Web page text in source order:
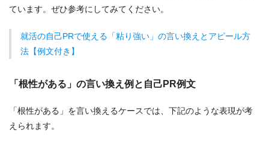
ています。ぜひ参考にしてみてください。
就活の自己PRで使える「粘り強い」の言い換えとアピール方
法【例文付き】
「根性がある」の言い換え例と自己PR例文
「根性がある」を言い換えるケースでは、下記のような表現が考
えられます。